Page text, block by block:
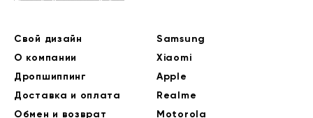
Свой дизайн
О компании
Дропшиппинг
Доставка и оплата
Обмен и возврат
Samsung
Xiaomi
Apple
Realme
Motorola